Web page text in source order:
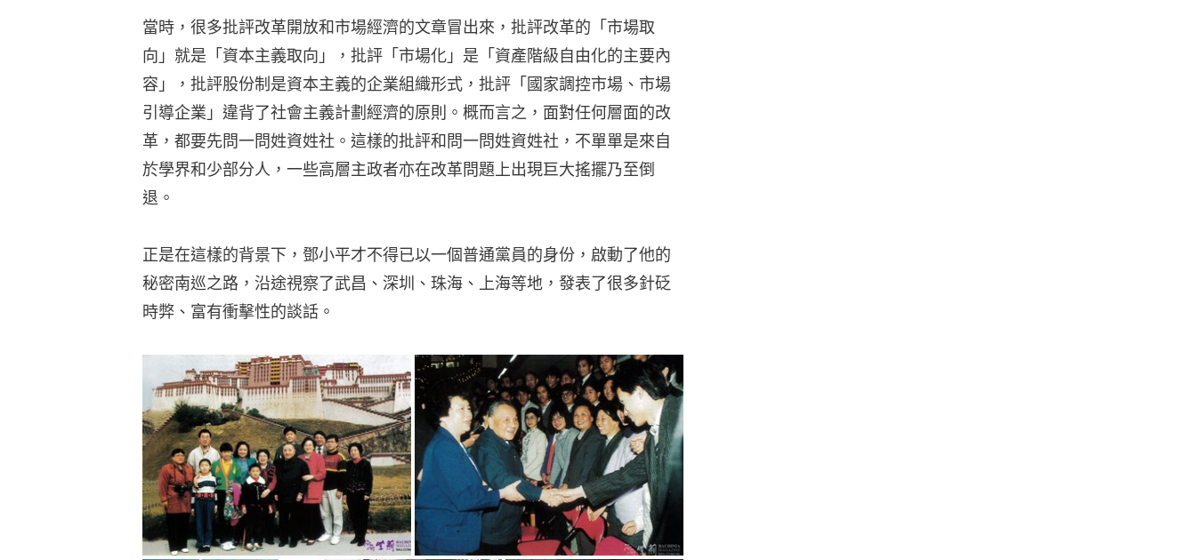
當時，很多批評改革開放和市場經濟的文章冒出來，批評改革的「市場取
向」就是「資本主義取向」，批評「市場化」是「資產階級自由化的主要內
容」，批評股份制是資本主義的企業組織形式，批評「國家調控市場、市場
引導企業」違背了社會主義計劃經濟的原則。概而言之，面對任何層面的改
革，都要先問一問姓資姓社。這樣的批評和問一問姓資姓社，不單單是來自
於學界和少部分人，一些高層主政者亦在改革問題上出現巨大搖擺乃至倒
退。
正是在這樣的背景下，鄧小平才不得已以一個普通黨員的身份，啟動了他的
秘密南巡之路，沿途視察了武昌、深圳、珠海、上海等地，發表了很多針砭
時弊、富有衝擊性的談話。